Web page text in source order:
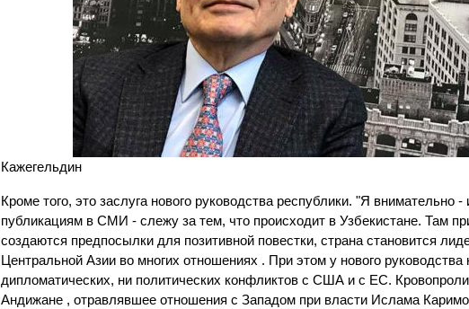
Кажегельдин
Кроме того, это заслуга нового руководства республики. "Я внимательно -
публикациям в СМИ - слежу за тем, что происходит в Узбекистане. Там
создаются предпосылки для позитивной повестки, страна становится
Центральной Азии во многих отношениях . При этом у нового руководства
дипломатических, ни политических конфликтов с США и с ЕС.
Андижане , отравлявшее отношения с Западом при власти Ислама